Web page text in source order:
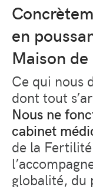
en
Maison
Ce qui nous
dont tout
Nous ne
cabinet
de la
globalité, du